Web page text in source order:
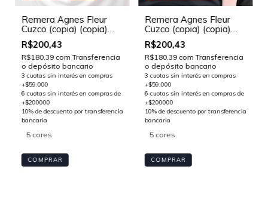
Remera Agnes Fleur
Cuzco (copia) (copia)
(copia) - (copia) - (copia)
- (copia)
R$200,43
R$180,39 com Transferencia
o depósito bancario
5 cores
COMPRAR
Remera Agnes Fleur
Cuzco (copia) (copia)
(copia) - (copia) - (copia)
- (copia)
R$200,43
R$180,39 com Transferencia
o depósito bancario
5 cores
COMPRAR